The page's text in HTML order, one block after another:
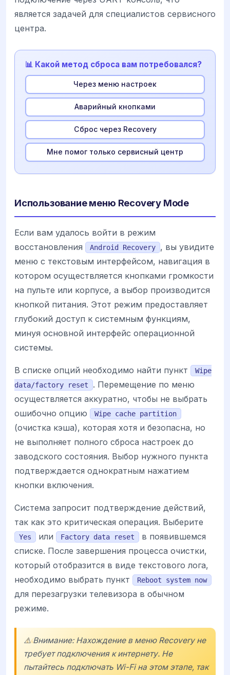
является задачей для специалистов сервисного
центра.
📊 Какой метод сброса вам потребовался?
Через меню настроек
Аварийный кнопками
Сброс через Recovery
Мне помог только сервисный центр
Использование меню Recovery Mode
Если вам удалось войти в режим
восстановления
Android Recovery
, вы увидите
меню с текстовым интерфейсом, навигация в
котором осуществляется кнопками громкости
на пульте или корпусе, а выбор производится
кнопкой питания. Этот режим предоставляет
глубокий доступ к системным функциям,
минуя основной интерфейс операционной
системы.
В списке опций необходимо найти пункт
Wipe
data/factory reset
. Перемещение по меню
осуществляется аккуратно, чтобы не выбрать
ошибочно опцию
Wipe cache partition
(очистка кэша), которая хотя и безопасна, но
не выполняет полного сброса настроек до
заводского состояния. Выбор нужного пункта
подтверждается однократным нажатием
кнопки включения.
Система запросит подтверждение действий,
так как это критическая операция. Выберите
Yes или Factory data reset
в появившемся
списке. После завершения процесса очистки,
который отобразится в виде текстового лога,
необходимо выбрать пункт
Reboot system now
для перезагрузки телевизора в обычном
режиме.
⚠️ Внимание: Нахождение в меню Recovery не
требует подключения к интернету. Не
пытайтесь подключать Wi-Fi на этом этапе, так